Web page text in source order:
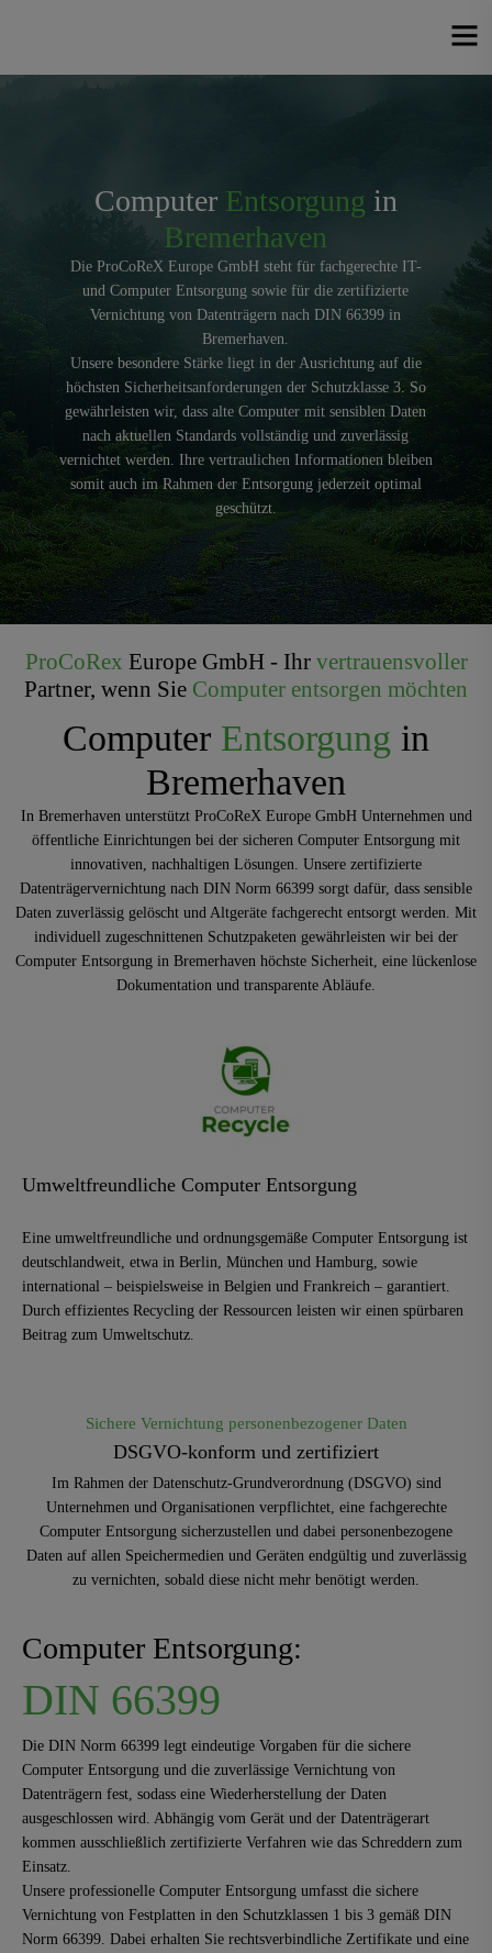
ComputerEntsorgung in
Bremerhaven
Die ProCoReX Europe GmbH steht für fachgerechte IT-
und Computer Entsorgung sowie für die zertifizierte
Vernichtung von Datenträgern nach DIN 66399 in
Bremerhaven.
Unsere besondere Stärke liegt in der Ausrichtung auf die
höchsten Sicherheitsanforderungen der Schutzklasse 3. So
gewährleisten wir, dass alte Computer mit sensiblen Daten
nach aktuellen Standards vollständig und zuverlässig
vernichtet werden. Ihre vertraulichen Informationen bleiben
somit auch im Rahmen der Entsorgung jederzeit optimal
geschützt.
ProCoRex Europe GmbH - Ihr vertrauensvoller
Partner, wenn Sie Computer entsorgen möchten
Computer Entsorgung in
Bremerhaven
In Bremerhaven unterstützt ProCoReX Europe GmbH Unternehmen und
öffentliche Einrichtungen bei der sicheren Computer Entsorgung mit
innovativen, nachhaltigen Lösungen. Unsere zertifizierte
Datenträgervernichtung nach DIN Norm 66399 sorgt dafür, dass sensible
Daten zuverlässig gelöscht und Altgeräte fachgerecht entsorgt werden. Mit
individuell zugeschnittenen Schutzpaketen gewährleisten wir bei der
Computer Entsorgung in Bremerhaven höchste Sicherheit, eine lückenlose
Dokumentation und transparente Abläufe.
Umweltfreundliche Computer Entsorgung
Eine umweltfreundliche und ordnungsgemäße Computer Entsorgung ist
deutschlandweit, etwa in Berlin, München und Hamburg, sowie
international – beispielsweise in Belgien und Frankreich – garantiert.
Durch effizientes Recycling der Ressourcen leisten wir einen spürbaren
Beitrag zum Umweltschutz.
Sichere Vernichtung personenbezogener Daten
DSGVO-konform und zertifiziert
Im Rahmen der Datenschutz-Grundverordnung (DSGVO) sind
Unternehmen und Organisationen verpflichtet, eine fachgerechte
Computer Entsorgung sicherzustellen und dabei personenbezogene
Daten auf allen Speichermedien und Geräten endgültig und zuverlässig
zu vernichten, sobald diese nicht mehr benötigt werden.
Computer Entsorgung:
DIN 66399
Die DIN Norm 66399 legt eindeutige Vorgaben für die sichere
Computer Entsorgung und die zuverlässige Vernichtung von
Datenträgern fest, sodass eine Wiederherstellung der Daten
ausgeschlossen wird. Abhängig vom Gerät und der Datenträgerart
kommen ausschließlich zertifizierte Verfahren wie das Schreddern zum
Einsatz.
Unsere professionelle Computer Entsorgung umfasst die sichere
Vernichtung von Festplatten in den Schutzklassen 1 bis 3 gemäß DIN
Norm 66399. Dabei erhalten Sie rechtsverbindliche Zertifikate und eine